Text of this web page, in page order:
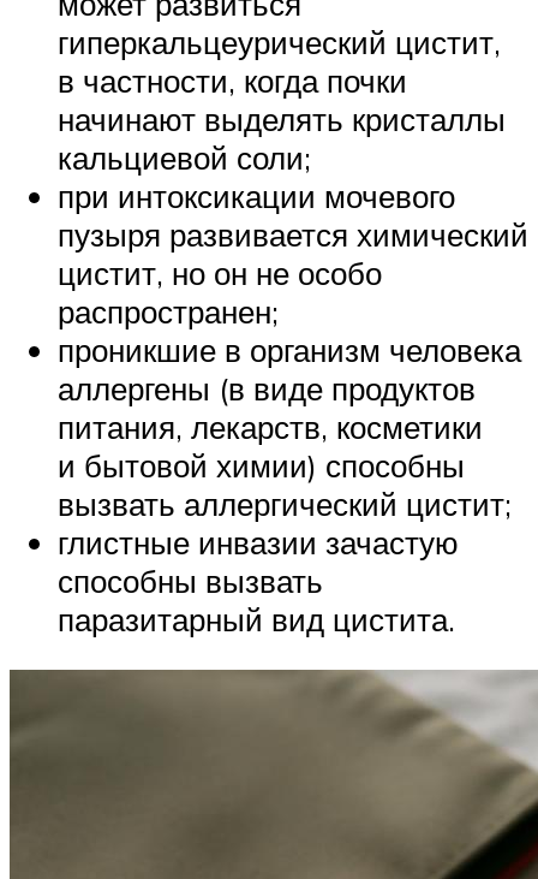
гиперкальцеурический цистит,
в частности, когда почки
начинают выделять кристаллы
кальциевой соли;
при интоксикации мочевого
пузыря развивается химический
цистит, но он не особо
распространен;
проникшие в организм человека
аллергены (в виде продуктов
питания, лекарств, косметики
и бытовой химии) способны
вызвать аллергический цистит;
глистные инвазии зачастую
способны вызвать
паразитарный вид цистита.